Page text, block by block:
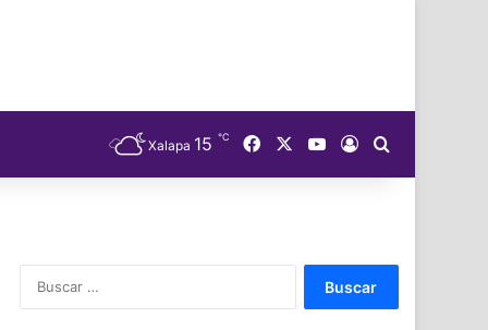
Xalapa 15 ℃ FacebookYouTube
Acceso